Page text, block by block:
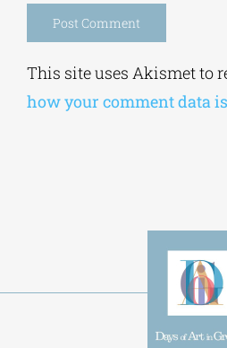
This site uses Akismet to
how your comment data